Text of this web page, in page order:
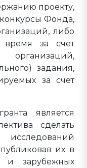
проекту,
Фонда,
либо
время за счет
задания,
за счет
является
сделать
исследований
их в
и зарубежных